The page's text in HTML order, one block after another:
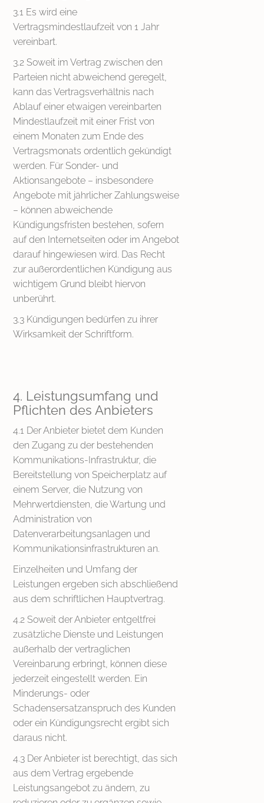
3.1 Es wird eine
Vertragsmindestlaufzeit von 1 Jahr
vereinbart.
3.2 Soweit im Vertrag zwischen den
Parteien nicht abweichend geregelt,
kann das Vertragsverhältnis nach
Ablauf einer etwaigen vereinbarten
Mindestlaufzeit mit einer Frist von
einem Monaten zum Ende des
Vertragsmonats ordentlich gekündigt
werden. Für Sonder- und
Aktionsangebote – insbesondere
Angebote mit jährlicher Zahlungsweise
– können abweichende
Kündigungsfristen bestehen, sofern
auf den Internetseiten oder im Angebot
darauf hingewiesen wird. Das Recht
zur außerordentlichen Kündigung aus
wichtigem Grund bleibt hiervon
unberührt.
3.3 Kündigungen bedürfen zu ihrer
Wirksamkeit der Schriftform.
4. Leistungsumfang und
Pflichten des Anbieters
4.1 Der Anbieter bietet dem Kunden
den Zugang zu der bestehenden
Kommunikations-Infrastruktur, die
Bereitstellung von Speicherplatz auf
einem Server, die Nutzung von
Mehrwertdiensten, die Wartung und
Administration von
Datenverarbeitungsanlagen und
Kommunikationsinfrastrukturen an.
Einzelheiten und Umfang der
Leistungen ergeben sich abschließend
aus dem schriftlichen Hauptvertrag.
4.2 Soweit der Anbieter entgeltfrei
zusätzliche Dienste und Leistungen
außerhalb der vertraglichen
Vereinbarung erbringt, können diese
jederzeit eingestellt werden. Ein
Minderungs- oder
Schadensersatzanspruch des Kunden
oder ein Kündigungsrecht ergibt sich
daraus nicht.
4.3 Der Anbieter ist berechtigt, das sich
aus dem Vertrag ergebende
Leistungsangebot zu ändern, zu